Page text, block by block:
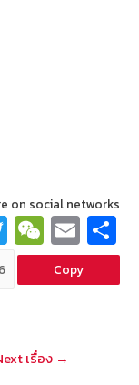
on social networks
T
wi
tt
W
e
C
at
E
m
ai
Copy
เรื่อง →